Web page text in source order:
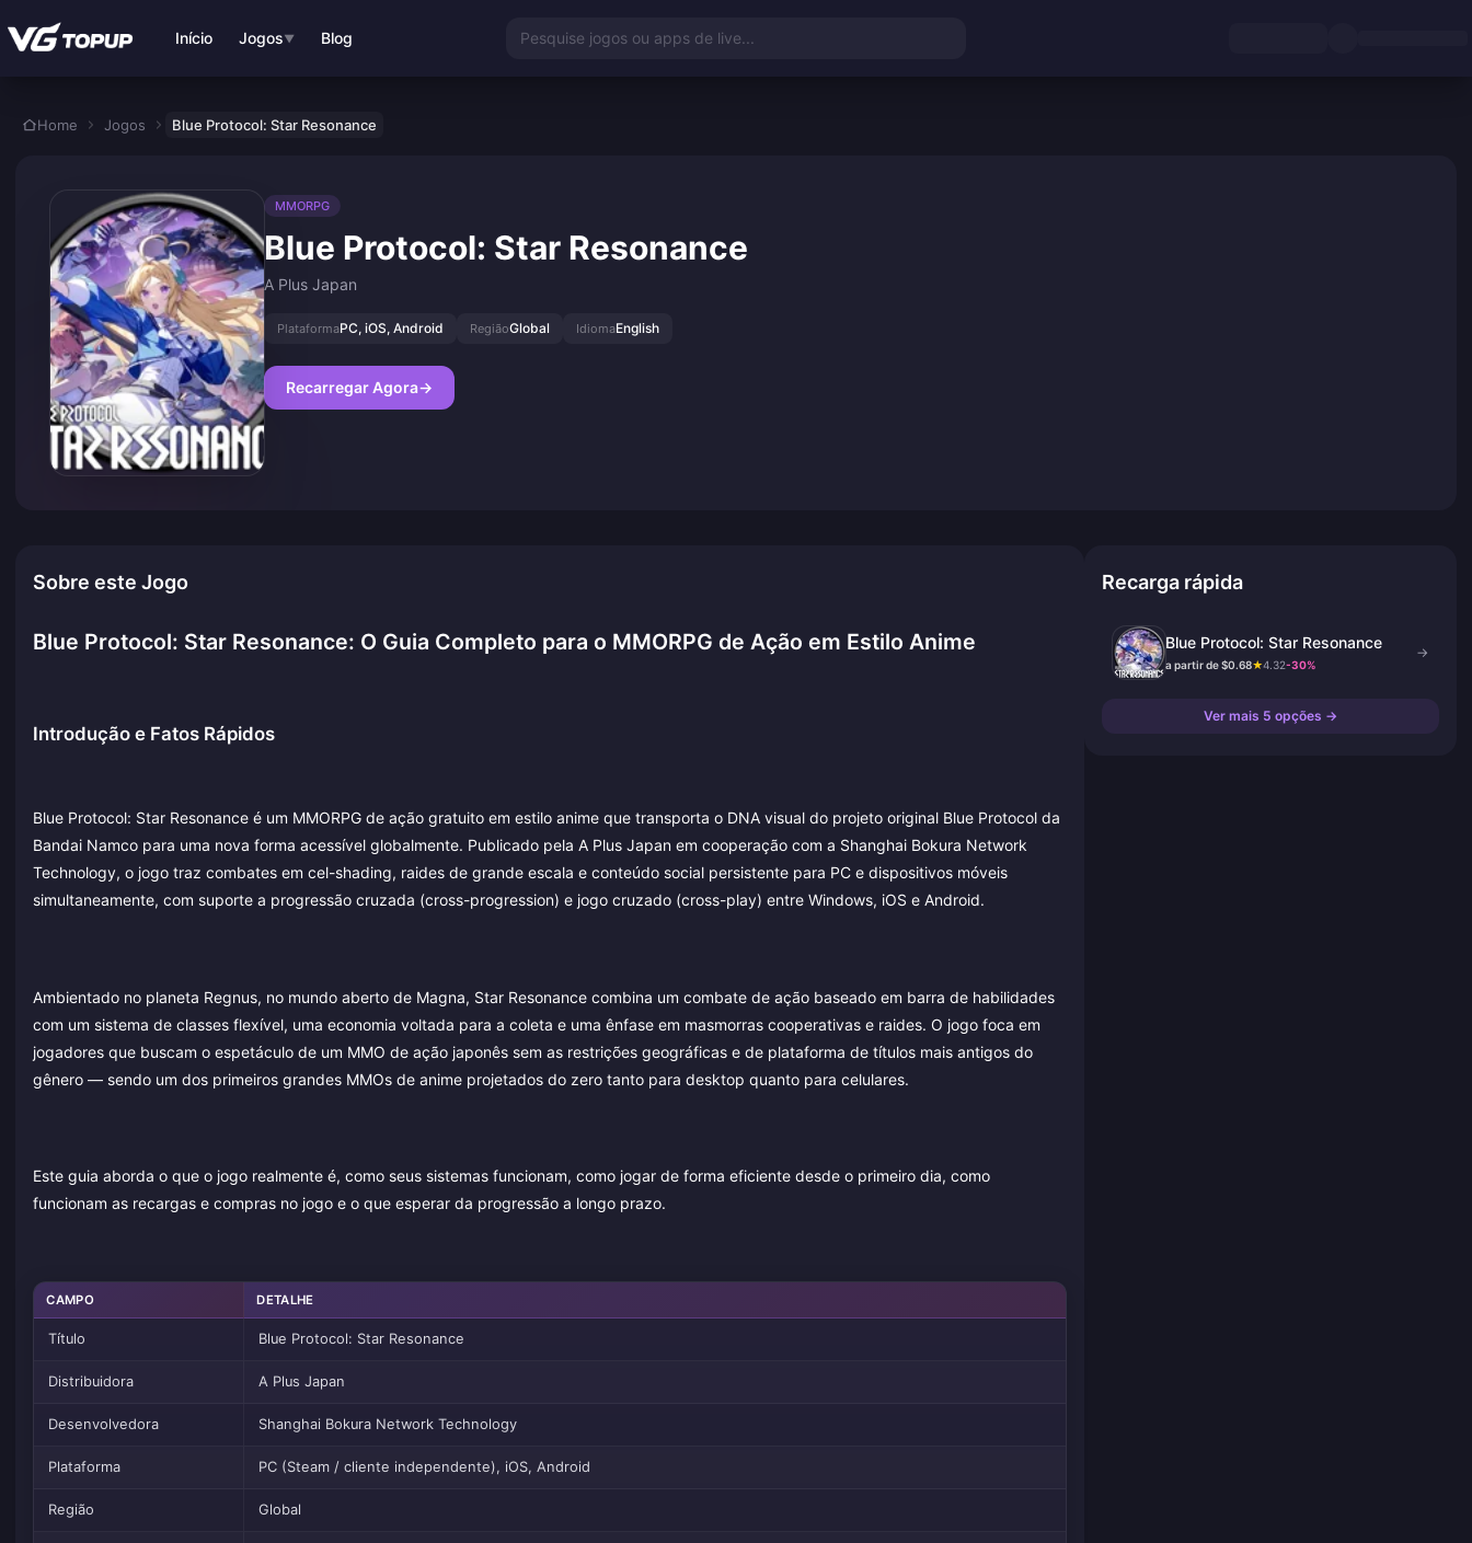
Início Jogos▼ Blog Pesquise jogos ou apps de live...
Home Jogos Blue Protocol: Star Resonance
MMORPG
Blue Protocol: Star Resonance
A Plus Japan
PlataformaPC, iOS, Android RegiãoGlobal IdiomaEnglish
Recarregar Agora→
Sobre este Jogo
Blue Protocol: Star Resonance: O Guia Completo para o MMORPG de Ação em Estilo Anime
Introdução e Fatos Rápidos
Blue Protocol: Star Resonance é um MMORPG de ação gratuito em estilo anime que transporta o DNA visual do projeto original Blue Protocol da
Bandai Namco para uma nova forma acessível globalmente. Publicado pela A Plus Japan em cooperação com a Shanghai Bokura Network
Technology, o jogo traz combates em cel-shading, raides de grande escala e conteúdo social persistente para PC e dispositivos móveis
simultaneamente, com suporte a progressão cruzada (cross-progression) e jogo cruzado (cross-play) entre Windows, iOS e Android.
Ambientado no planeta Regnus, no mundo aberto de Magna, Star Resonance combina um combate de ação baseado em barra de habilidades
com um sistema de classes flexível, uma economia voltada para a coleta e uma ênfase em masmorras cooperativas e raides. O jogo foca em
jogadores que buscam o espetáculo de um MMO de ação japonês sem as restrições geográficas e de plataforma de títulos mais antigos do
gênero — sendo um dos primeiros grandes MMOs de anime projetados do zero tanto para desktop quanto para celulares.
Este guia aborda o que o jogo realmente é, como seus sistemas funcionam, como jogar de forma eficiente desde o primeiro dia, como
funcionam as recargas e compras no jogo e o que esperar da progressão a longo prazo.
CAMPO DETALHE
Título Blue Protocol: Star Resonance
Distribuidora A Plus Japan
Desenvolvedora Shanghai Bokura Network Technology
Plataforma PC (Steam / cliente independente), iOS, Android
Região Global
Recarga rápida
Blue Protocol: Star Resonance
a partir de $0.68★4.32-30%
→
Ver mais 5 opções →